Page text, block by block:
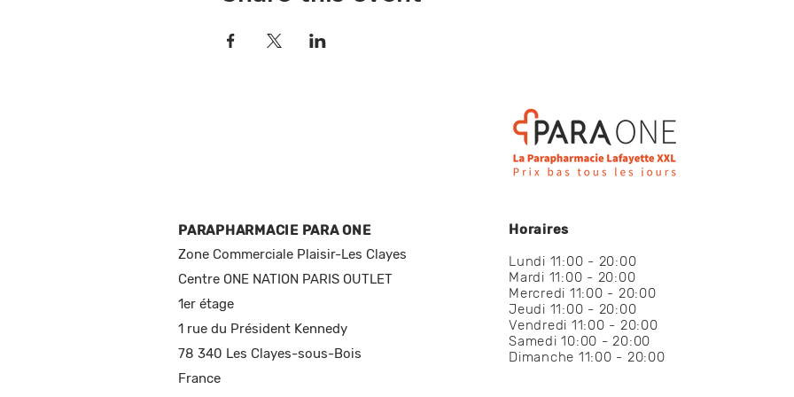
PARAPHARMACIE PARA ONE
Zone Commerciale Plaisir-Les Clayes
Centre ONE NATION PARIS OUTLET
1er étage
1 rue du Président Kennedy
78 340 Les Clayes-sous-Bois
France
Horaires
Lundi 11:00 - 20:00
Mardi 11:00 - 20:00
Mercredi 11:00 - 20:00
Jeudi 11:00 - 20:00
Vendredi 11:00 - 20:00
Samedi 10:00 - 20:00
Dimanche 11:00 - 20:00